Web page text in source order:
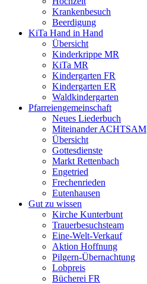
Krankenbesuch
Beerdigung
KiTa Hand in Hand
Übersicht
Kinderkrippe MR
KiTa MR
Kindergarten FR
Kindergarten ER
Waldkindergarten
Pfarreiengemeinschaft
Neues Liederbuch
Miteinander ACHTSAM
Übersicht
Gottesdienste
Markt Rettenbach
Engetried
Frechenrieden
Eutenhausen
Gut zu wissen
Kirche Kunterbunt
Trauerbesuchsteam
Eine-Welt-Verkauf
Aktion Hoffnung
Pilgern-Übernachtung
Lobpreis
Bücherei FR